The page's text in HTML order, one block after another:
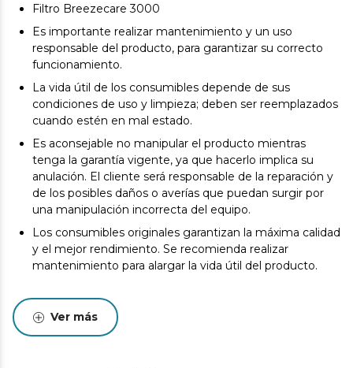
Filtro Breezecare 3000
Es importante realizar mantenimiento y un uso
responsable del producto, para garantizar su correcto
funcionamiento.
La vida útil de los consumibles depende de sus
condiciones de uso y limpieza; deben ser reemplazados
cuando estén en mal estado.
Es aconsejable no manipular el producto mientras
tenga la garantía vigente, ya que hacerlo implica su
anulación. El cliente será responsable de la reparación y
de los posibles daños o averías que puedan surgir por
una manipulación incorrecta del equipo.
Los consumibles originales garantizan la máxima calidad
y el mejor rendimiento. Se recomienda realizar
mantenimiento para alargar la vida útil del producto.
Ver más